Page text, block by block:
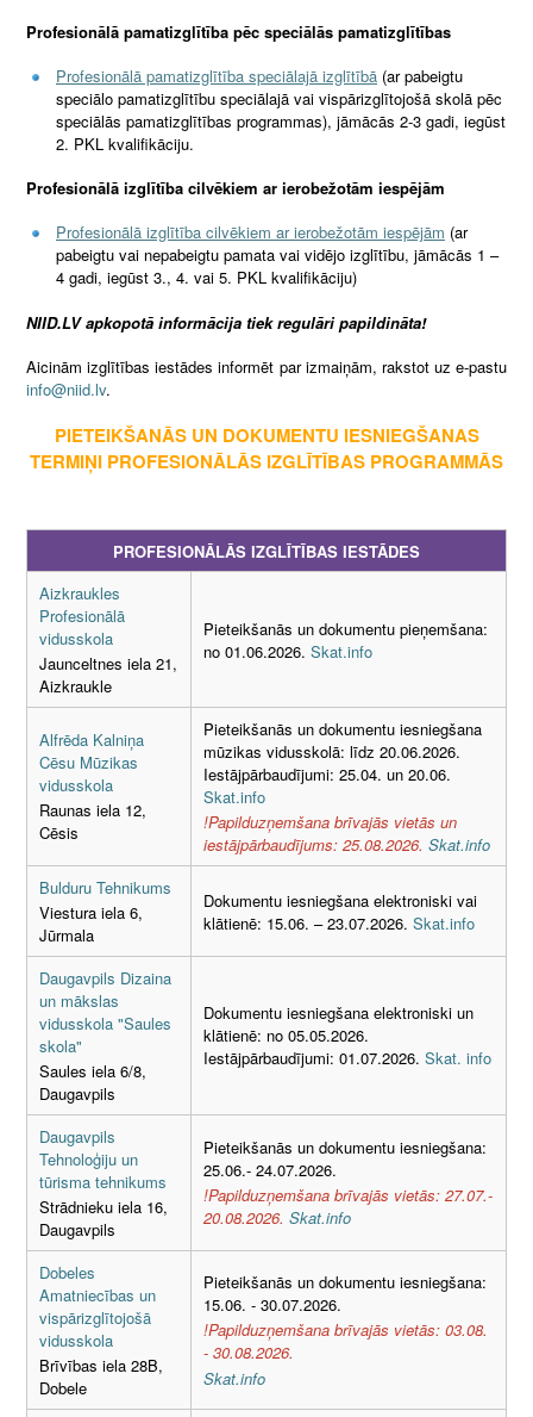
Profesionālā pamatizglītība pēc speciālās pamatizglītības
Profesionālā pamatizglītība speciālajā izglītībā (ar pabeigtu
speciālo pamatizglītību speciālajā vai vispārizglītojošā skolā pēc
speciālās pamatizglītības programmas), jāmācās 2-3 gadi, iegūst
2. PKL kvalifikāciju.
Profesionālā izglītība cilvēkiem ar ierobežotām iespējām
Profesionālā izglītība cilvēkiem ar ierobežotām iespējām (ar
pabeigtu vai nepabeigtu pamata vai vidējo izglītību, jāmācās 1 –
4 gadi, iegūst 3., 4. vai 5. PKL kvalifikāciju)
NIID.LV apkopotā informācija tiek regulāri papildināta!
Aicinām izglītības iestādes informēt par izmaiņām, rakstot uz e-pastu
info@niid.lv.
PIETEIKŠANĀS UN DOKUMENTU IESNIEGŠANAS
TERMIŅI PROFESIONĀLĀS IZGLĪTĪBAS PROGRAMMĀS
PROFESIONĀLĀS IZGLĪTĪBAS IESTĀDES
Aizkraukles
Profesionālā
vidusskola
Jaunceltnes iela 21,
Aizkraukle
Pieteikšanās un dokumentu pieņemšana:
no 01.06.2026. Skat.info
Alfrēda Kalniņa
Cēsu Mūzikas
vidusskola
Raunas iela 12,
Cēsis
Pieteikšanās un dokumentu iesniegšana
mūzikas vidusskolā: līdz 20.06.2026.
Iestājpārbaudījumi: 25.04. un 20.06.
Skat.info
!Papilduzņemšana brīvajās vietās un
iestājpārbaudījums: 25.08.2026. Skat.info
Bulduru Tehnikums
Viestura iela 6,
Jūrmala
Dokumentu iesniegšana elektroniski vai
klātienē: 15.06. – 23.07.2026. Skat.info
Daugavpils Dizaina
un mākslas
vidusskola "Saules
skola"
Saules iela 6/8,
Daugavpils
Dokumentu iesniegšana elektroniski un
klātienē: no 05.05.2026.
Iestājpārbaudījumi: 01.07.2026. Skat. info
Daugavpils
Tehnoloģiju un
tūrisma tehnikums
Strādnieku iela 16,
Daugavpils
Pieteikšanās un dokumentu iesniegšana:
25.06.- 24.07.2026.
!Papilduzņemšana brīvajās vietās: 27.07.-
20.08.2026. Skat.info
Dobeles
Amatniecības un
vispārizglītojošā
vidusskola
Brīvības iela 28B,
Dobele
Pieteikšanās un dokumentu iesniegšana:
15.06. - 30.07.2026.
!Papilduzņemšana brīvajās vietās: 03.08.
- 30.08.2026.
Skat.info